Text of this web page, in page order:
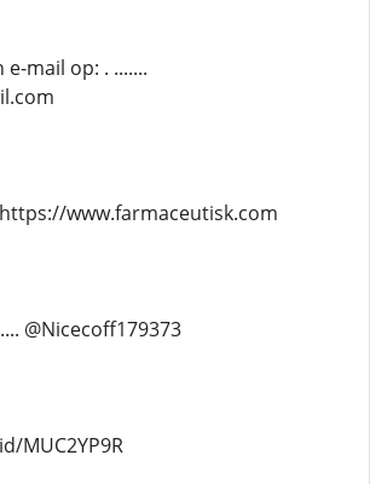
mail op: . .......
https://www.farmaceutisk.com
@Nicecoff179373
MUC2YP9R